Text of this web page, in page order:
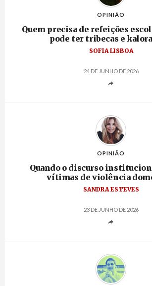
OPINIÃO
Quem precisa de refeições
pode ter tribecas e
SOFIA LISBOA
24 DE JUNHO DE 2026
OPINIÃO
Quando o discurso
vítimas de violência
SANDRA ESTEVES
23 DE JUNHO DE 2026